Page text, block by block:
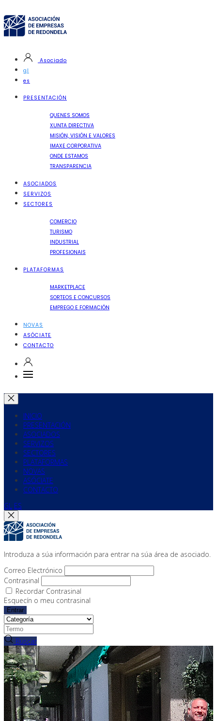
Asociado
gl
es
PRESENTACIÓN
QUENES SOMOS
XUNTA DIRECTIVA
MISIÓN, VISIÓN E VALORES
IMAXE CORPORATIVA
ONDE ESTAMOS
TRANSPARENCIA
ASOCIADOS
SERVIZOS
SECTORES
COMERCIO
TURISMO
INDUSTRIAL
PROFESIONAIS
PLATAFORMAS
MARKETPLACE
SORTEOS E CONCURSOS
EMPREGO E FORMACIÓN
NOVAS
ASÓCIATE
CONTACTO
INICIO
PRESENTACIÓN
ASOCIADOS
SERVIZOS
SECTORES
PLATAFORMAS
NOVAS
ASÓCIATE
CONTACTO
GL ES
Introduza a súa información para entrar na súa área de asociado.
Correo Electrónico
Contrasinal
Recordar Contrasinal
Esquecín o meu contrasinal
Entrar
Buscar